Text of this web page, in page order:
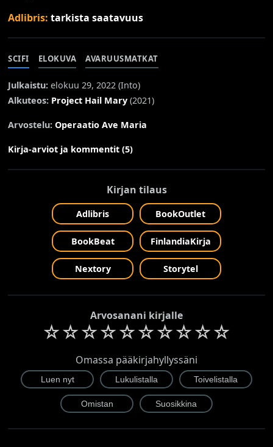
Adlibris:tarkista saatavuus
SCIFI ELOKUVA AVARUUSMATKAT
Julkaistu: elokuu 29, 2022 (Into)
Alkuteos: Project Hail Mary (2021)
Arvostelu:Operaatio Ave Maria
Kirja-arviot ja kommentit (5)
Kirjan tilaus
Adlibris BookOutlet
BookBeat FinlandiaKirja
Nextory Storytel
Arvosanani kirjalle
☆☆☆☆☆☆☆☆☆☆
Omassa pääkirjahyllyssäni